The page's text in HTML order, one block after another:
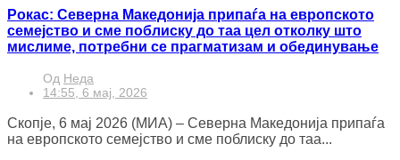
Рокас: Северна Македонија припаѓа на европското
семејство и сме поблиску до таа цел отколку што
мислиме, потребни се прагматизам и обединување
Од Неда
14:55, 6 мај, 2026
Скопје, 6 мај 2026 (МИА) – Северна Македонија припаѓа
на европското семејство и сме поблиску до таа...